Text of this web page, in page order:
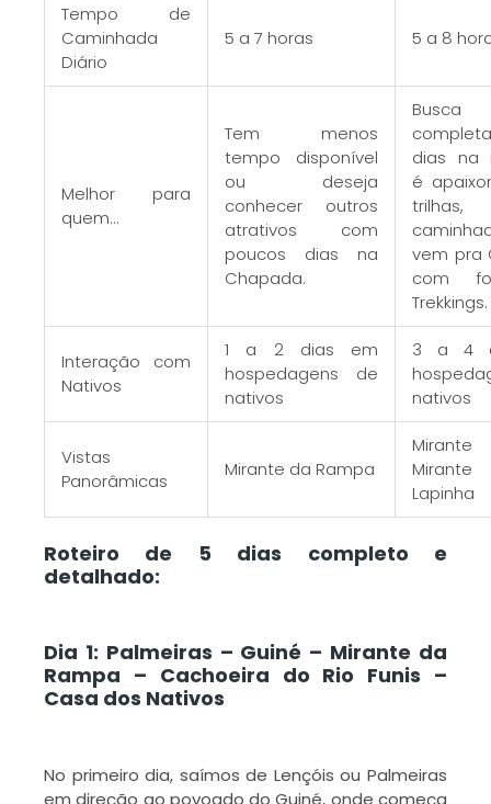
Tempo de
Caminhada
Diário
5 a 7 horas 5 a 8
Melhor para
quem…
Tem menos
tempo disponível
ou deseja
conhecer outros
atrativos com
poucos dias na
Chapada.
Busca
dias na
é
trilhas,
vem pra
com
Trekkings.
Interação com
Nativos
1 a 2 dias em
hospedagens de
nativos
3 a 4
nativos
Vistas
Panorâmicas
Mirante da Rampa
Lapinha
Roteiro de 5 dias completo e
detalhado:
Dia 1: Palmeiras – Guiné – Mirante da
Rampa – Cachoeira do Rio Funis –
Casa dos Nativos
No primeiro dia, saímos de Lençóis ou Palmeiras
em direção ao povoado do Guiné, onde começa
»
o